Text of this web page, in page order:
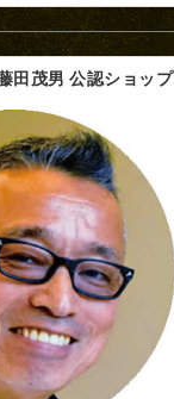
田茂男 公認ショップ